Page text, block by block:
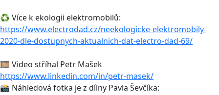
♻️ Více k ekologii elektromobilů:
https://www.electrodad.cz/neekologicke-elektromobily-
2020-dle-dostupnych-aktualnich-dat-electro-dad-69/
🎞 Video stříhal Petr Mašek
https://www.linkedin.com/in/petr-masek/
📸 Náhledová fotka je z dílny Pavla Ševčíka: